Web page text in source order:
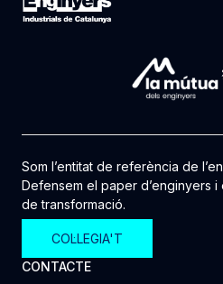
Som l’entitat de referència de
Defensem el paper d’enginyers
de transformació.
COL·LEGIA'T
CONTACTE